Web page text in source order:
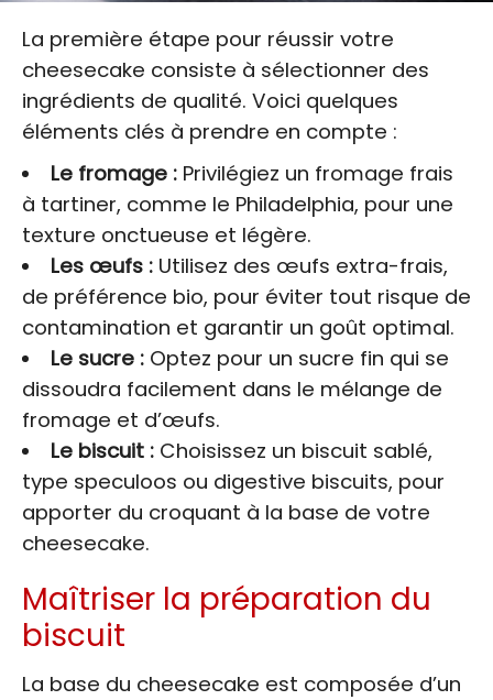
La première étape pour réussir votre
cheesecake consiste à sélectionner des
ingrédients de qualité. Voici quelques
éléments clés à prendre en compte :
Le fromage :Privilégiez un fromage frais
à tartiner, comme le Philadelphia, pour une
texture onctueuse et légère.
Les œufs :Utilisez des œufs extra-frais,
de préférence bio, pour éviter tout risque de
contamination et garantir un goût optimal.
Le sucre :Optez pour un sucre fin qui se
dissoudra facilement dans le mélange de
fromage et d’œufs.
Le biscuit :Choisissez un biscuit sablé,
type speculoos ou digestive biscuits, pour
apporter du croquant à la base de votre
cheesecake.
Maîtriser la préparation du
biscuit
La base du cheesecake est composée d’un